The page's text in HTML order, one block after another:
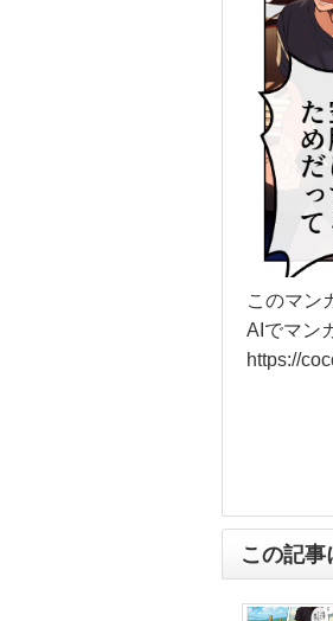
このマン
AIでマン
https://
この記